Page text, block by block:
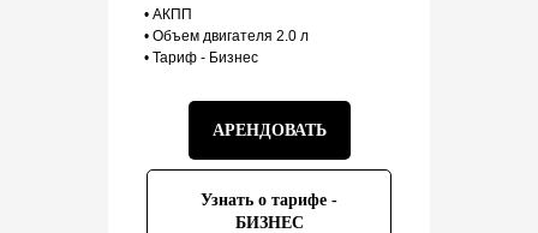
• АКПП
• Объем двигателя 2.0 л
• Тариф - Бизнес
АРЕНДОВАТЬ
Узнать о тарифе -
БИЗНЕС